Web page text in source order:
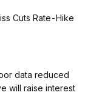
Cuts Rate-Hike
data reduced
will raise interest